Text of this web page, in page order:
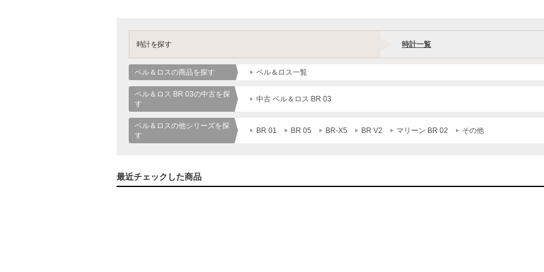
時計を探す 時計一覧
ベル＆ロスの商品を探す ベル＆ロス一覧
ベル＆ロス BR 03の中古を探
す
中古 ベル＆ロス BR 03
ベル＆ロスの他シリーズを探
す
BR 01 BR 05 BR-X5 BR V2 マリーン BR 02 その他
最近チェックした商品